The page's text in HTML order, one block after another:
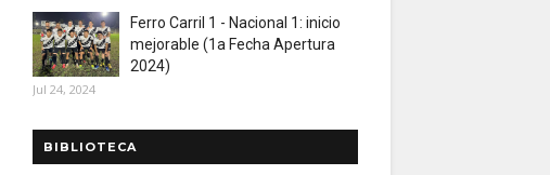
Ferro Carril 1 - Nacional 1: inicio
mejorable (1a Fecha Apertura
2024)
Jul 24, 2024
BIBLIOTECA